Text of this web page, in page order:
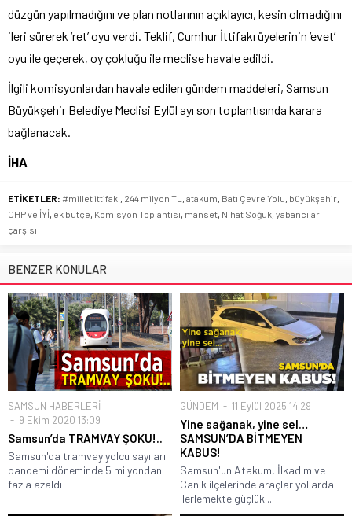
düzgün yapılmadığını ve plan notlarının açıklayıcı, kesin olmadığını
ileri sürerek ‘ret’ oyu verdi. Teklif, Cumhur İttifakı üyelerinin ‘evet’
oyu ile geçerek, oy çokluğu ile meclise havale edildi.
İlgili komisyonlardan havale edilen gündem maddeleri, Samsun
Büyükşehir Belediye Meclisi Eylül ayı son toplantısında karara
bağlanacak.
İHA
ETİKETLER: #millet ittifakı 244 milyon TL atakum Batı Çevre Yolu büyükşehir
CHP ve İYİ ek bütçe Komisyon Toplantısı manset Nihat Soğuk yabancılar
çarşısı
BENZER KONULAR
SAMSUN HABERLERİ
9 Ekim 2020 13:09
Samsun’da TRAMVAY ŞOKU!..
Samsun'da tramvay yolcu sayıları
pandemi döneminde 5 milyondan
fazla azaldı
GÜNDEM 11 Eylül 2025 14:29
Yine sağanak, yine sel…
SAMSUN’DA BİTMEYEN
KABUS!
Samsun'un Atakum, İlkadım ve
Canik ilçelerinde araçlar yollarda
ilerlemekte güçlük...